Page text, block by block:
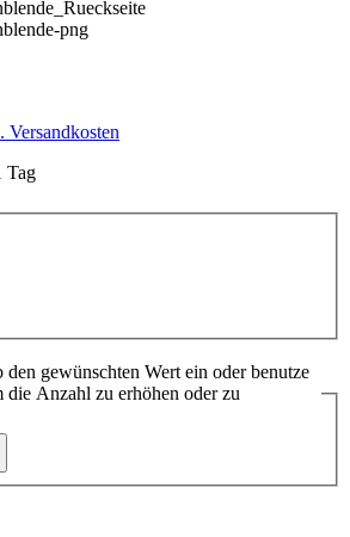
Versandkosten
Tag
gewünschten Wert ein oder benutze
die Anzahl zu erhöhen oder zu